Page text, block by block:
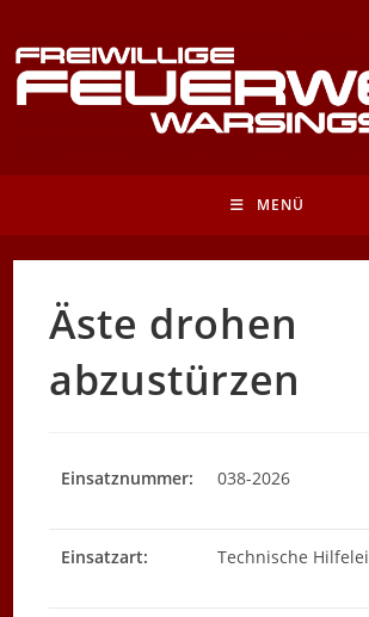
Inhalt
springen
MENÜ
Äste drohen
abzustürzen
Einsatznummer: 038-2026
Einsatzart: Technische